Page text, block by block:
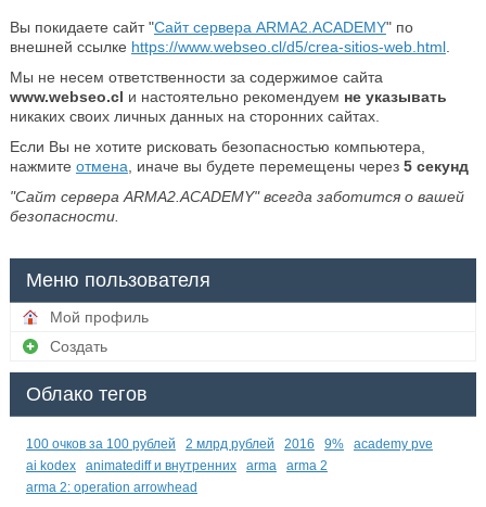
Вы покидаете сайт "Сайт сервера ARMA2.ACADEMY" по
внешней ссылке https://www.webseo.cl/d5/crea-sitios-web.html.
Мы не несем ответственности за содержимое сайта
www.webseo.cl и настоятельно рекомендуем не указывать
никаких своих личных данных на сторонних сайтах.
Если Вы не хотите рисковать безопасностью компьютера,
нажмите отмена , иначе вы будете перемещены через 5секунд
"Сайт сервера ARMA2.ACADEMY" всегда заботится о вашей
безопасности.
Меню пользователя
Мой профиль
Создать
Облако тегов
100 очков за 100 рублей 2 млрд рублей 2016 9%
academy pve
ai kodex
animatediff и внутренних arma
arma 2
arma 2: operation arrowhead